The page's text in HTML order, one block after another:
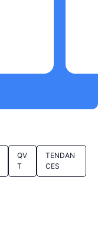
QV
T
TENDAN
CES